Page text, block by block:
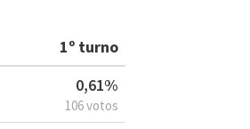
1º turno
0,61%
106 votos